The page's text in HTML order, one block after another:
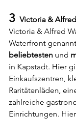
3 Victoria &
Victoria & Alfred
Waterfront
beliebtesten und
in Kapstadt. Hier
Einkaufszentren,
Raritätenläden,
zahlreiche
Einrichtungen.